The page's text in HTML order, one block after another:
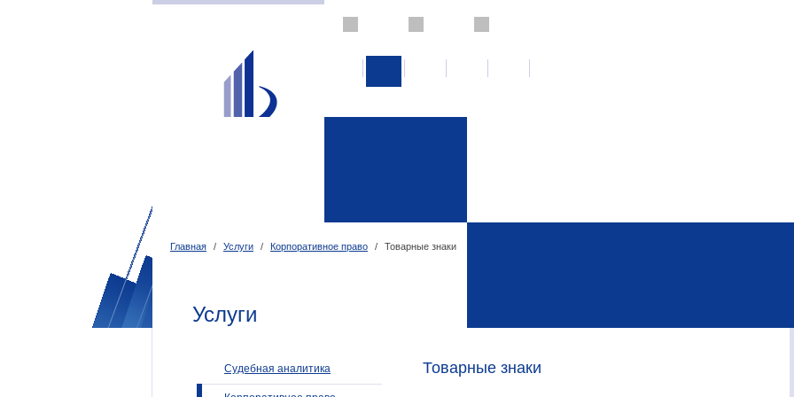
Главная / Услуги / Корпоративное право / Товарные знаки
Услуги
Судебная аналитика Товарные знаки